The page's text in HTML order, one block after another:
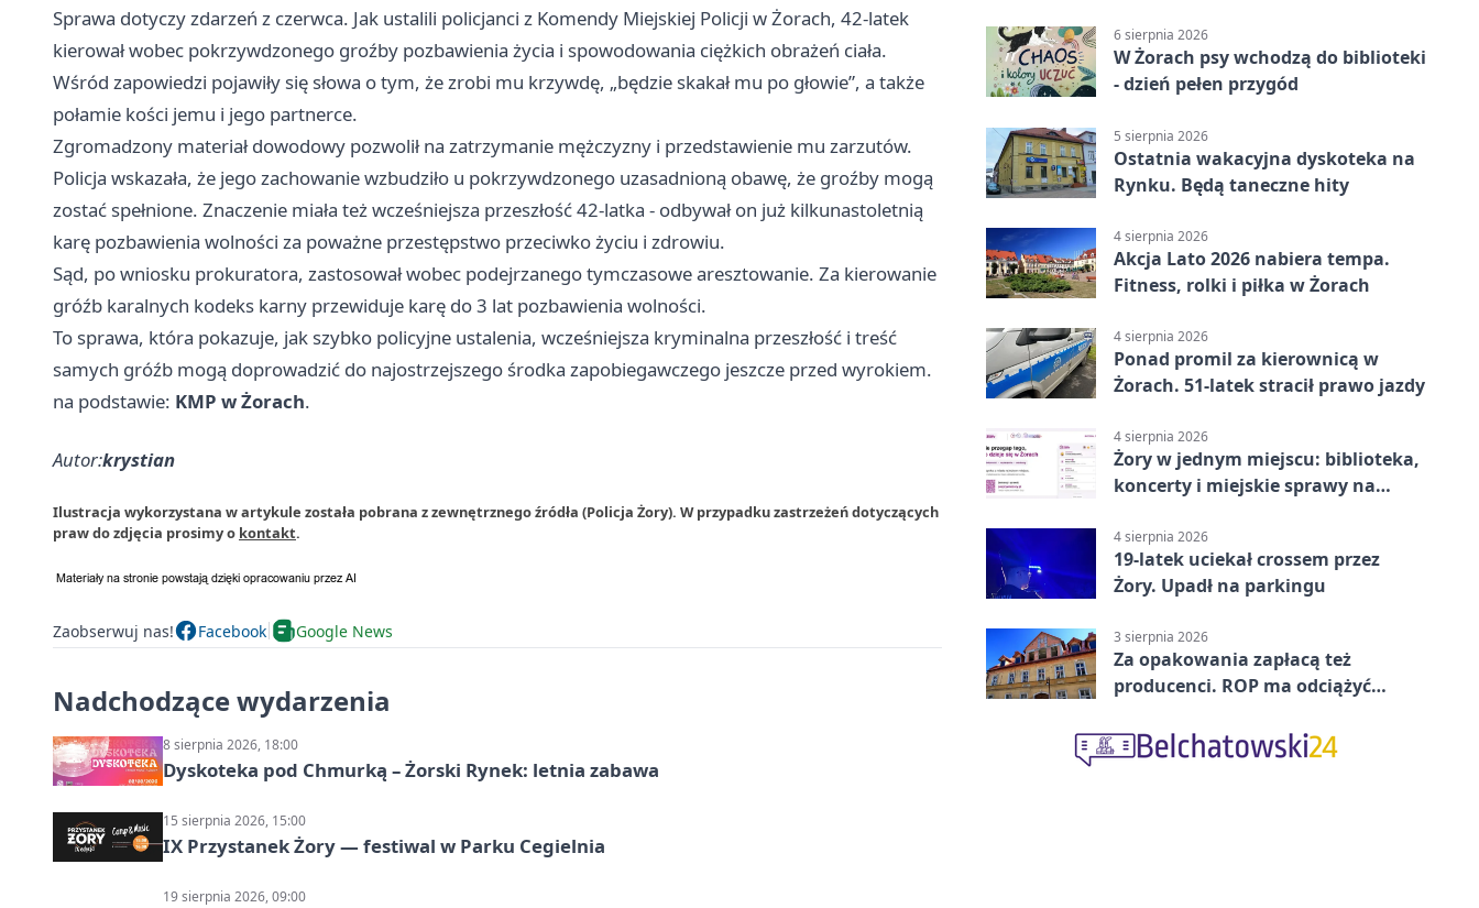
Sprawa dotyczy zdarzeń z czerwca. Jak ustalili policjanci z Komendy Miejskiej Policji w Żorach, 42-latek
kierował wobec pokrzywdzonego groźby pozbawienia życia i spowodowania ciężkich obrażeń ciała.
Wśród zapowiedzi pojawiły się słowa o tym, że zrobi mu krzywdę, „będzie skakał mu po głowie”, a także
połamie kości jemu i jego partnerce.
Zgromadzony materiał dowodowy pozwolił na zatrzymanie mężczyzny i przedstawienie mu zarzutów.
Policja wskazała, że jego zachowanie wzbudziło u pokrzywdzonego uzasadnioną obawę, że groźby mogą
zostać spełnione. Znaczenie miała też wcześniejsza przeszłość 42-latka - odbywał on już kilkunastoletnią
karę pozbawienia wolności za poważne przestępstwo przeciwko życiu i zdrowiu.
Sąd, po wniosku prokuratora, zastosował wobec podejrzanego tymczasowe aresztowanie. Za kierowanie
gróźb karalnych kodeks karny przewiduje karę do 3 lat pozbawienia wolności.
To sprawa, która pokazuje, jak szybko policyjne ustalenia, wcześniejsza kryminalna przeszłość i treść
samych gróźb mogą doprowadzić do najostrzejszego środka zapobiegawczego jeszcze przed wyrokiem.
na podstawie: KMP w Żorach.
Autor:krystian
Ilustracja wykorzystana w artykule została pobrana z zewnętrznego źródła (Policja Żory). W przypadku zastrzeżeń dotyczących
praw do zdjęcia prosimy o kontakt.
Zaobserwuj nas! Facebook Google News
Nadchodzące wydarzenia
8 sierpnia 2026, 18:00
Dyskoteka pod Chmurką – Żorski Rynek: letnia zabawa
15 sierpnia 2026, 15:00
IX Przystanek Żory — festiwal w Parku Cegielnia
19 sierpnia 2026, 09:00
6 sierpnia 2026
W Żorach psy wchodzą do biblioteki
- dzień pełen przygód
5 sierpnia 2026
Ostatnia wakacyjna dyskoteka na
Rynku. Będą taneczne hity
4 sierpnia 2026
Akcja Lato 2026 nabiera tempa.
Fitness, rolki i piłka w Żorach
4 sierpnia 2026
Ponad promil za kierownicą w
Żorach. 51-latek stracił prawo jazdy
4 sierpnia 2026
Żory w jednym miejscu: biblioteka,
koncerty i miejskie sprawy na
4 sierpnia 2026
19-latek uciekał crossem przez
Żory. Upadł na parkingu
3 sierpnia 2026
Za opakowania zapłacą też
producenci. ROP ma odciążyć